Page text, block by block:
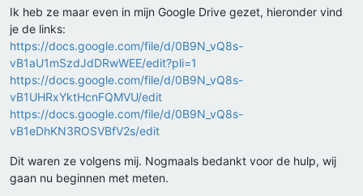
Ik heb ze maar even in mijn Google Drive gezet, hieronder vind
je de links:
https://docs.google.com/file/d/0B9N_vQ8s-
vB1aU1mSzdJdDRwWEE/edit?pli=1
https://docs.google.com/file/d/0B9N_vQ8s-
vB1UHRxYktHcnFQMVU/edit
https://docs.google.com/file/d/0B9N_vQ8s-
vB1eDhKN3ROSVBfV2s/edit
Dit waren ze volgens mij. Nogmaals bedankt voor de hulp, wij
gaan nu beginnen met meten.